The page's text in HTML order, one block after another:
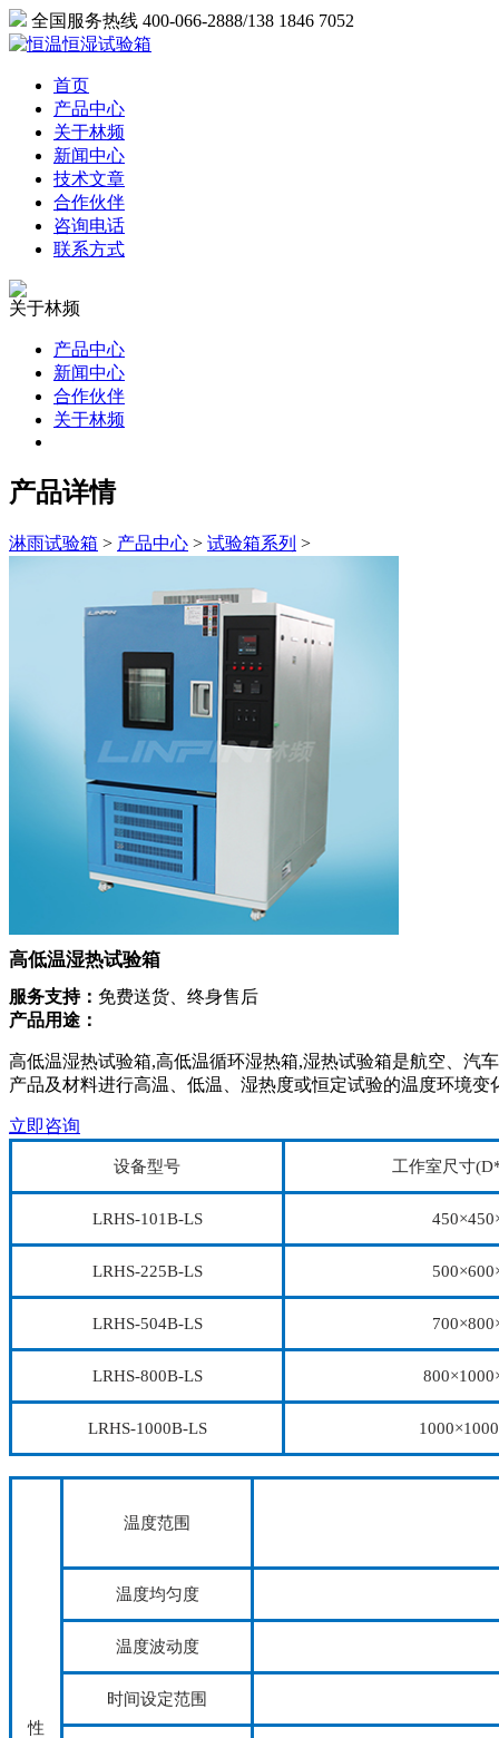
全国服务热线 400-066-2888/138 1846 7052
首页
产品中心
关于林频
新闻中心
技术文章
合作伙伴
咨询电话
联系方式
关于林频
产品中心
新闻中心
合作伙伴
关于林频
产品详情
淋雨试验箱 > 产品中心 > 试验箱系列 >
高低温湿热试验箱
服务支持： 免费送货、终身售后
产品用途：
高低温湿热试验箱,高低温循环湿热箱,湿热试验箱是航空、汽
产品及材料进行高温、低温、湿热度或恒定试验的温度环境变
立即咨询
设备型号 工作室尺寸
LRHS-101B-LS
LRHS-225B-LS
LRHS-504B-LS
LRHS-800B-LS
LRHS-1000B-LS
性
温度范围
温度均匀度
温度波动度
时间设定范围